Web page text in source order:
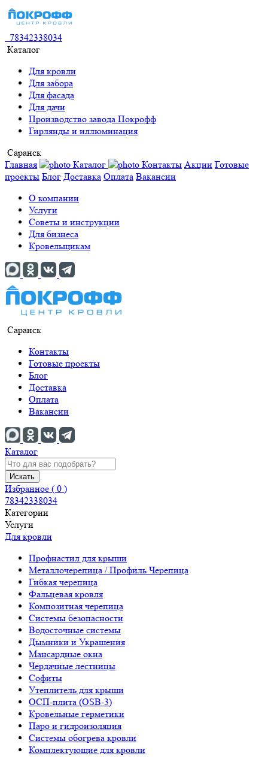
78342338034
Каталог
Для кровли
Для забора
Для фасада
Для дачи
Производство завода Покрофф
Гирлянды и иллюминация
Саранск
Главная
Каталог Контакты Акции Готовые
проекты Блог Доставка Оплата Вакансии
О компании
Услуги
Советы и инструкции
Для бизнеса
Кровельщикам
Саранск
Контакты
Готовые проекты
Блог
Доставка
Оплата
Вакансии
Каталог
Искать
Избранное ( 0 )
78342338034
Категории
Услуги
Для кровли
Профнастил для крыши
Металлочерепица / Профиль Черепица
Гибкая черепица
Фальцевая кровля
Композитная черепица
Системы безопасности
Водосточные системы
Дымники и Украшения
Мансардные окна
Чердачные лестницы
Софиты
Утеплитель для крыши
ОСП-плита (OSB-3)
Кровельные герметики
Паро и гидроизоляция
Системы обогрева кровли
Комплектующие для кровли